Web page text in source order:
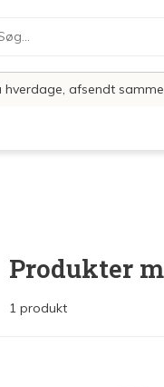
hverdage, afsendt
Produkter
1 produkt